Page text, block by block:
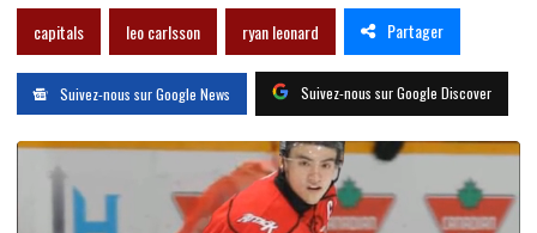
capitals leo carlsson ryan leonard Partager
Suivez-nous sur Google News Suivez-nous sur Google Discover